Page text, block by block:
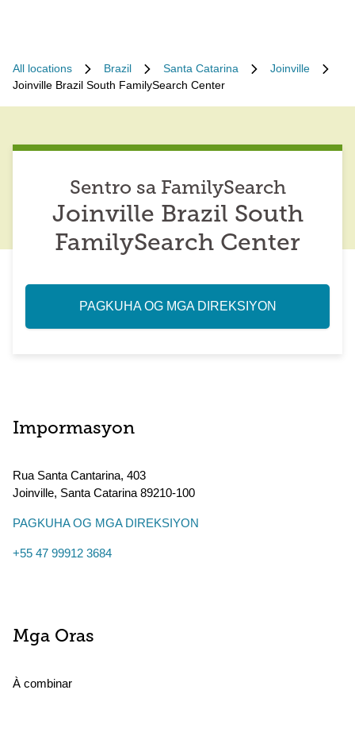
All locations Brazil Santa Catarina
Joinville
Joinville Brazil South FamilySearch Center
Sentro sa FamilySearch
Joinville Brazil South
FamilySearch Center
PAGKUHA OG MGA DIREKSIYON
Impormasyon
Rua Santa Cantarina, 403
Joinville, Santa Catarina 89210-100
PAGKUHA OG MGA DIREKSIYON
+55 47 99912 3684
Mga Oras
À combinar